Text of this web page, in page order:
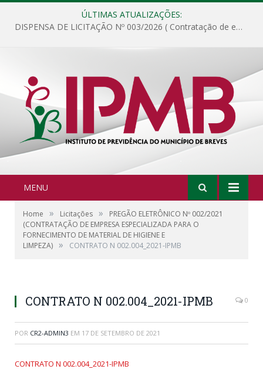
ÚLTIMAS ATUALIZAÇÕES:
DISPENSA DE LICITAÇÃO Nº 003/2026 ( Contratação de empresa para fornecimento de gêneros alimentícios não perecíveis, materiais de expediente, descartáveis, copa e cozinha, para análise e posterior publicação.)
MENU
Home » Licitações »
PREGÃO ELETRÔNICO Nº 002/2021
(CONTRATAÇÃO DE EMPRESA ESPECIALIZADA PARA O
FORNECIMENTO DE MATERIAL DE HIGIENE E
LIMPEZA) » CONTRATO N 002.004_2021-IPMB
CONTRATO N 002.004_2021-IPMB 0
POR CR2-ADMIN3 EM 17 DE SETEMBRO DE 2021
CONTRATO N 002.004_2021-IPMB